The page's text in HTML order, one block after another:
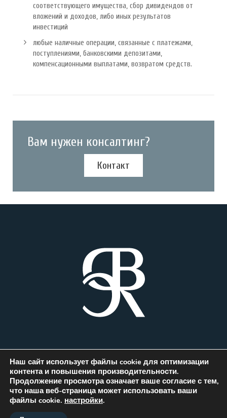
соответствующего имущества, сбор дивидендов от
вложений и доходов, либо иных результатов
инвестиций
любые наличные операции, связанные с платежами,
поступлениями, банковскими депозитами,
компенсационными выплатами, возвратом средств.
Вам нужен консалтинг?
Контакт
© Copyright 2020 - 2021 PRAVORO -
Наш сайт использует файлы cookie для оптимизации
контента и повышения производительности.
Продолжение просмотра означает ваше согласие с тем,
что наша веб-страница может использовать ваши
файлы cookie. настройки.